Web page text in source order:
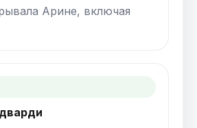
Арине, включая